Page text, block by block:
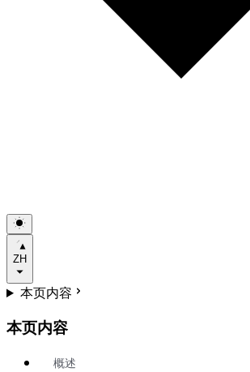
ZH
本页内容
本页内容
概述